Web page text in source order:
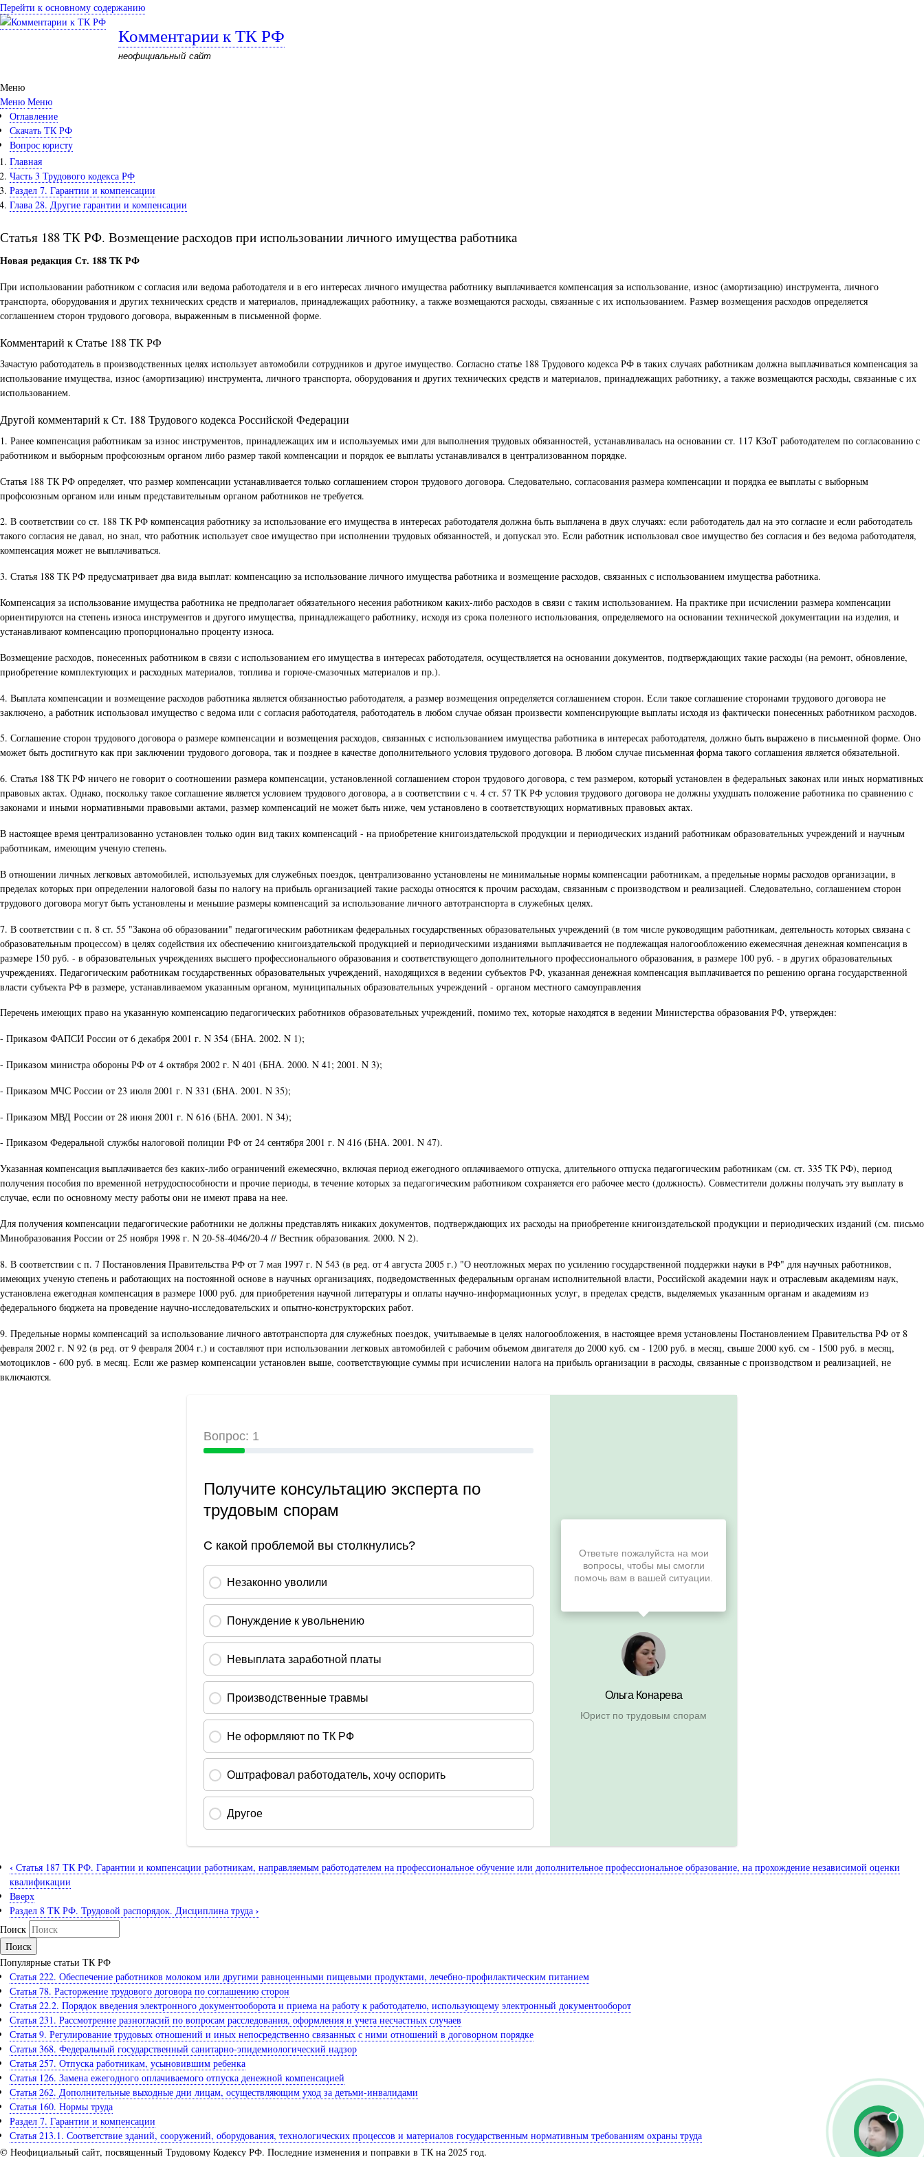
Перейти к основному содержанию
Комментарии к ТК РФ
неофициальный сайт
Меню
Меню Меню
Оглавление
Скачать ТК РФ
Вопрос юристу
Главная
Часть 3 Трудового кодекса РФ
Раздел 7. Гарантии и компенсации
Глава 28. Другие гарантии и компенсации
Статья 188 ТК РФ. Возмещение расходов при использовании личного имущества работника
Новая редакция Ст. 188 ТК РФ
При использовании работником с согласия или ведома работодателя и в его интересах личного имущества работнику выплачивается компенсация за использование, износ (амортизацию) инструмента, личного
транспорта, оборудования и других технических средств и материалов, принадлежащих работнику, а также возмещаются расходы, связанные с их использованием. Размер возмещения расходов определяется
соглашением сторон трудового договора, выраженным в письменной форме.
Комментарий к Статье 188 ТК РФ
Зачастую работодатель в производственных целях использует автомобили сотрудников и другое имущество. Согласно статье 188 Трудового кодекса РФ в таких случаях работникам должна выплачиваться компенсация за
использование имущества, износ (амортизацию) инструмента, личного транспорта, оборудования и других технических средств и материалов, принадлежащих работнику, а также возмещаются расходы, связанные с их
использованием.
Другой комментарий к Ст. 188 Трудового кодекса Российской Федерации
1. Ранее компенсация работникам за износ инструментов, принадлежащих им и используемых ими для выполнения трудовых обязанностей, устанавливалась на основании ст. 117 КЗоТ работодателем по согласованию с
работником и выборным профсоюзным органом либо размер такой компенсации и порядок ее выплаты устанавливался в централизованном порядке.
Статья 188 ТК РФ определяет, что размер компенсации устанавливается только соглашением сторон трудового договора. Следовательно, согласования размера компенсации и порядка ее выплаты с выборным
профсоюзным органом или иным представительным органом работников не требуется.
2. В соответствии со ст. 188 ТК РФ компенсация работнику за использование его имущества в интересах работодателя должна быть выплачена в двух случаях: если работодатель дал на это согласие и если работодатель
такого согласия не давал, но знал, что работник использует свое имущество при исполнении трудовых обязанностей, и допускал это. Если работник использовал свое имущество без согласия и без ведома работодателя,
компенсация может не выплачиваться.
3. Статья 188 ТК РФ предусматривает два вида выплат: компенсацию за использование личного имущества работника и возмещение расходов, связанных с использованием имущества работника.
Компенсация за использование имущества работника не предполагает обязательного несения работником каких-либо расходов в связи с таким использованием. На практике при исчислении размера компенсации
ориентируются на степень износа инструментов и другого имущества, принадлежащего работнику, исходя из срока полезного использования, определяемого на основании технической документации на изделия, и
устанавливают компенсацию пропорционально проценту износа.
Возмещение расходов, понесенных работником в связи с использованием его имущества в интересах работодателя, осуществляется на основании документов, подтверждающих такие расходы (на ремонт, обновление,
приобретение комплектующих и расходных материалов, топлива и горюче-смазочных материалов и пр.).
4. Выплата компенсации и возмещение расходов работника является обязанностью работодателя, а размер возмещения определяется соглашением сторон. Если такое соглашение сторонами трудового договора не
заключено, а работник использовал имущество с ведома или с согласия работодателя, работодатель в любом случае обязан произвести компенсирующие выплаты исходя из фактически понесенных работником расходов.
5. Соглашение сторон трудового договора о размере компенсации и возмещения расходов, связанных с использованием имущества работника в интересах работодателя, должно быть выражено в письменной форме. Оно
может быть достигнуто как при заключении трудового договора, так и позднее в качестве дополнительного условия трудового договора. В любом случае письменная форма такого соглашения является обязательной.
6. Статья 188 ТК РФ ничего не говорит о соотношении размера компенсации, установленной соглашением сторон трудового договора, с тем размером, который установлен в федеральных законах или иных нормативных
правовых актах. Однако, поскольку такое соглашение является условием трудового договора, а в соответствии с ч. 4 ст. 57 ТК РФ условия трудового договора не должны ухудшать положение работника по сравнению с
законами и иными нормативными правовыми актами, размер компенсаций не может быть ниже, чем установлено в соответствующих нормативных правовых актах.
В настоящее время централизованно установлен только один вид таких компенсаций - на приобретение книгоиздательской продукции и периодических изданий работникам образовательных учреждений и научным
работникам, имеющим ученую степень.
В отношении личных легковых автомобилей, используемых для служебных поездок, централизованно установлены не минимальные нормы компенсации работникам, а предельные нормы расходов организации, в
пределах которых при определении налоговой базы по налогу на прибыль организацией такие расходы относятся к прочим расходам, связанным с производством и реализацией. Следовательно, соглашением сторон
трудового договора могут быть установлены и меньшие размеры компенсаций за использование личного автотранспорта в служебных целях.
7. В соответствии с п. 8 ст. 55 "Закона об образовании" педагогическим работникам федеральных государственных образовательных учреждений (в том числе руководящим работникам, деятельность которых связана с
образовательным процессом) в целях содействия их обеспечению книгоиздательской продукцией и периодическими изданиями выплачивается не подлежащая налогообложению ежемесячная денежная компенсация в
размере 150 руб. - в образовательных учреждениях высшего профессионального образования и соответствующего дополнительного профессионального образования, в размере 100 руб. - в других образовательных
учреждениях. Педагогическим работникам государственных образовательных учреждений, находящихся в ведении субъектов РФ, указанная денежная компенсация выплачивается по решению органа государственной
власти субъекта РФ в размере, устанавливаемом указанным органом, муниципальных образовательных учреждений - органом местного самоуправления
Перечень имеющих право на указанную компенсацию педагогических работников образовательных учреждений, помимо тех, которые находятся в ведении Министерства образования РФ, утвержден:
- Приказом ФАПСИ России от 6 декабря 2001 г. N 354 (БНА. 2002. N 1);
- Приказом министра обороны РФ от 4 октября 2002 г. N 401 (БНА. 2000. N 41; 2001. N 3);
- Приказом МЧС России от 23 июля 2001 г. N 331 (БНА. 2001. N 35);
- Приказом МВД России от 28 июня 2001 г. N 616 (БНА. 2001. N 34);
- Приказом Федеральной службы налоговой полиции РФ от 24 сентября 2001 г. N 416 (БНА. 2001. N 47).
Указанная компенсация выплачивается без каких-либо ограничений ежемесячно, включая период ежегодного оплачиваемого отпуска, длительного отпуска педагогическим работникам (см. ст. 335 ТК РФ), период
получения пособия по временной нетрудоспособности и прочие периоды, в течение которых за педагогическим работником сохраняется его рабочее место (должность). Совместители должны получать эту выплату в
случае, если по основному месту работы они не имеют права на нее.
Для получения компенсации педагогические работники не должны представлять никаких документов, подтверждающих их расходы на приобретение книгоиздательской продукции и периодических изданий (см. письмо
Минобразования России от 25 ноября 1998 г. N 20-58-4046/20-4 // Вестник образования. 2000. N 2).
8. В соответствии с п. 7 Постановления Правительства РФ от 7 мая 1997 г. N 543 (в ред. от 4 августа 2005 г.) "О неотложных мерах по усилению государственной поддержки науки в РФ" для научных работников,
имеющих ученую степень и работающих на постоянной основе в научных организациях, подведомственных федеральным органам исполнительной власти, Российской академии наук и отраслевым академиям наук,
установлена ежегодная компенсация в размере 1000 руб. для приобретения научной литературы и оплаты научно-информационных услуг, в пределах средств, выделяемых указанным органам и академиям из
федерального бюджета на проведение научно-исследовательских и опытно-конструкторских работ.
9. Предельные нормы компенсаций за использование личного автотранспорта для служебных поездок, учитываемые в целях налогообложения, в настоящее время установлены Постановлением Правительства РФ от 8
февраля 2002 г. N 92 (в ред. от 9 февраля 2004 г.) и составляют при использовании легковых автомобилей с рабочим объемом двигателя до 2000 куб. см - 1200 руб. в месяц, свыше 2000 куб. см - 1500 руб. в месяц,
мотоциклов - 600 руб. в месяц. Если же размер компенсации установлен выше, соответствующие суммы при исчислении налога на прибыль организации в расходы, связанные с производством и реализацией, не
включаются.
‹ Статья 187 ТК РФ. Гарантии и компенсации работникам, направляемым работодателем на профессиональное обучение или дополнительное профессиональное образование, на прохождение независимой оценки
квалификации
Вверх
Раздел 8 ТК РФ. Трудовой распорядок. Дисциплина труда ›
Поиск
Популярные статьи ТК РФ
Статья 222. Обеспечение работников молоком или другими равноценными пищевыми продуктами, лечебно-профилактическим питанием
Статья 78. Расторжение трудового договора по соглашению сторон
Статья 22.2. Порядок введения электронного документооборота и приема на работу к работодателю, использующему электронный документооборот
Статья 231. Рассмотрение разногласий по вопросам расследования, оформления и учета несчастных случаев
Статья 9. Регулирование трудовых отношений и иных непосредственно связанных с ними отношений в договорном порядке
Статья 368. Федеральный государственный санитарно-эпидемиологический надзор
Статья 257. Отпуска работникам, усыновившим ребенка
Статья 126. Замена ежегодного оплачиваемого отпуска денежной компенсацией
Статья 262. Дополнительные выходные дни лицам, осуществляющим уход за детьми-инвалидами
Статья 160. Нормы труда
Раздел 7. Гарантии и компенсации
Статья 213.1. Соответствие зданий, сооружений, оборудования, технологических процессов и материалов государственным нормативным требованиям охраны труда
© Неофициальный сайт, посвященный Трудовому Кодексу РФ. Последние изменения и поправки в ТК на 2025 год.